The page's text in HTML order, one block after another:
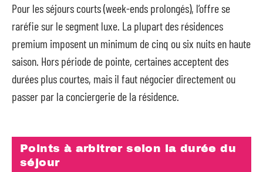
Pour les séjours courts (week-ends prolongés), l’offre se
raréfie sur le segment luxe. La plupart des résidences
premium imposent un minimum de cinq ou six nuits en haute
saison. Hors période de pointe, certaines acceptent des
durées plus courtes, mais il faut négocier directement ou
passer par la conciergerie de la résidence.
Points à arbitrer selon la durée du
séjour